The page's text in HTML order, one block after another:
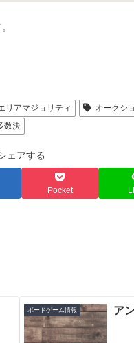
リアマジョリティ オークシ
数決
ェアする
Pocket
ボードゲーム情報 ア